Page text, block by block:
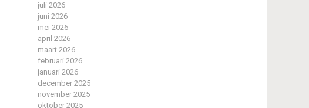
juli 2026
juni 2026
mei 2026
april 2026
maart 2026
februari 2026
januari 2026
december 2025
november 2025
oktober 2025